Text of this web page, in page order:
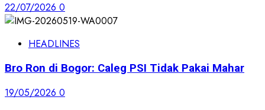
22/07/2026 0
HEADLINES
Bro Ron di Bogor: Caleg PSI Tidak Pakai Mahar
19/05/2026 0